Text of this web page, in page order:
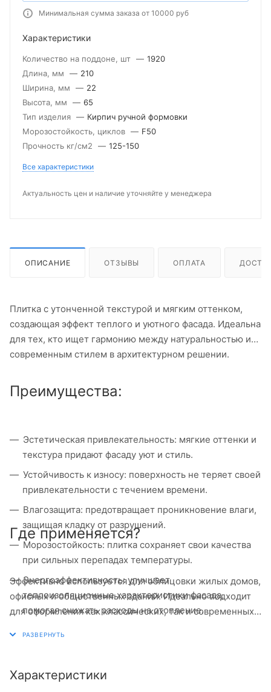
Минимальная сумма заказа от 10000 руб
Характеристики
Количество на поддоне, шт — 1920
Длина, мм
— 210
Ширина, мм
— 22
Высота, мм
— 65
Тип изделия — Кирпич ручной формовки
Морозостойкость, циклов — F50
Прочность кг/см2
— 125-150
Все характеристики
Актуальность цен и наличие уточняйте у менеджера
ОПИСАНИЕ ОТЗЫВЫ ОПЛАТА
Плитка с утонченной текстурой и мягким оттенком,
создающая эффект теплого и уютного фасада. Идеальна
для тех, кто ищет гармонию между натуральностью и
современным стилем в архитектурном решении.
Преимущества:
Эстетическая привлекательность: мягкие оттенки и
текстура придают фасаду уют и стиль.
Устойчивость к износу: поверхность не теряет своей
привлекательности с течением времени.
Влагозащита: предотвращает проникновение влаги,
защищая кладку от разрушений.
Морозостойкость: плитка сохраняет свои качества
при сильных перепадах температуры.
Энергоэффективность: улучшает
теплоизоляционные характеристики фасада,
помогая снижать расходы на отопление.
Где применяется?
Эффективно используется для облицовки жилых домов,
офисных и общественных зданий. Идеально подходит
для оформления как классических, так и современных
Характеристики